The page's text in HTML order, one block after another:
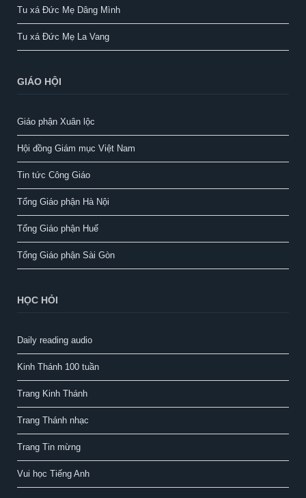
Tu xá Đức Mẹ Dâng Mình
Tu xá Đức Mẹ La Vang
GIÁO HỘI
Giáo phận Xuân lộc
Hội đồng Giám mục Việt Nam
Tin tức Công Giáo
Tổng Giáo phận Hà Nội
Tổng Giáo phận Huế
Tổng Giáo phận Sài Gòn
HỌC HỎI
Daily reading audio
Kinh Thánh 100 tuần
Trang Kinh Thánh
Trang Thánh nhạc
Trang Tin mừng
Vui học Tiếng Anh